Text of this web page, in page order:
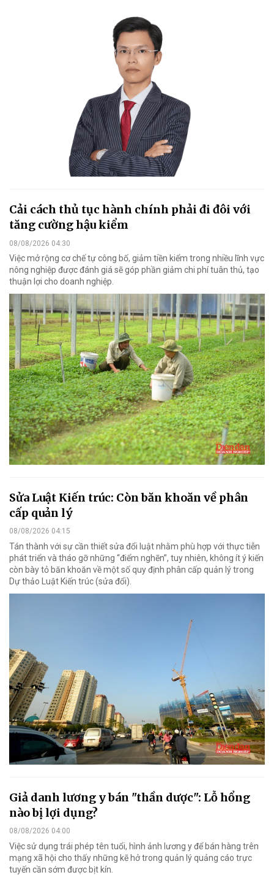
Cải cách thủ tục hành chính phải đi đôi với
tăng cường hậu kiểm
08/08/2026 04:30
Việc mở rộng cơ chế tự công bố, giảm tiền kiểm trong nhiều lĩnh vực
nông nghiệp được đánh giá sẽ góp phần giảm chi phí tuân thủ, tạo
thuận lợi cho doanh nghiệp.
Sửa Luật Kiến trúc: Còn băn khoăn về phân
cấp quản lý
08/08/2026 04:15
Tán thành với sự cần thiết sửa đổi luật nhằm phù hợp với thực tiễn
phát triển và tháo gỡ những “điểm nghẽn”, tuy nhiên, không ít ý kiến
còn bày tỏ băn khoăn về một số quy định phân cấp quản lý trong
Dự thảo Luật Kiến trúc (sửa đổi).
Giả danh lương y bán "thần dược": Lỗ hổng
nào bị lợi dụng?
08/08/2026 04:00
Việc sử dụng trái phép tên tuổi, hình ảnh lương y để bán hàng trên
mạng xã hội cho thấy những kẽ hở trong quản lý quảng cáo trực
tuyến cần sớm được bịt kín.